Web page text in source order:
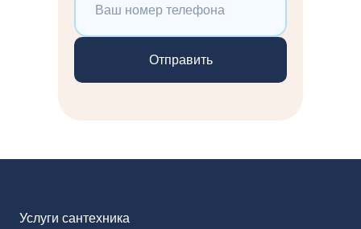
Услуги сантехника